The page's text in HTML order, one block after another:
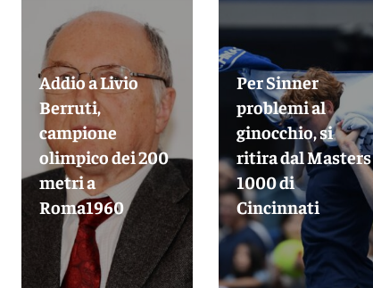
Addio a Livio
Berruti,
campione
olimpico dei 200
metri a
Roma1960
Per Sinner
problemi al
ginocchio, si
ritira dal Masters
1000 di
Cincinnati